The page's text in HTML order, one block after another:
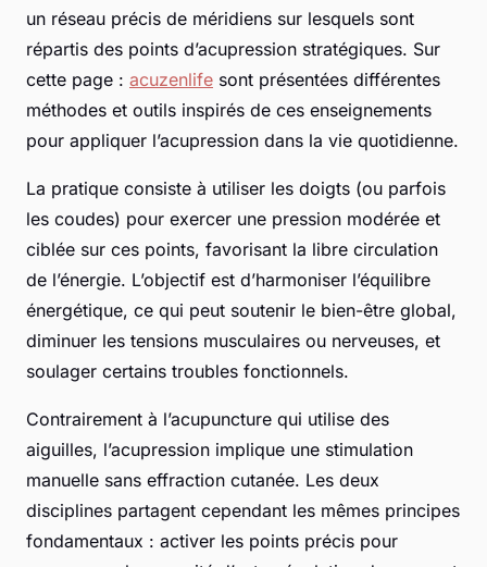
un réseau précis de méridiens sur lesquels sont
répartis des points d’acupression stratégiques. Sur
cette page : acuzenlife sont présentées différentes
méthodes et outils inspirés de ces enseignements
pour appliquer l’acupression dans la vie quotidienne.
La pratique consiste à utiliser les doigts (ou parfois
les coudes) pour exercer une pression modérée et
ciblée sur ces points, favorisant la libre circulation
de l’énergie. L’objectif est d’harmoniser l’équilibre
énergétique, ce qui peut soutenir le bien-être global,
diminuer les tensions musculaires ou nerveuses, et
soulager certains troubles fonctionnels.
Contrairement à l’acupuncture qui utilise des
aiguilles, l’acupression implique une stimulation
manuelle sans effraction cutanée. Les deux
disciplines partagent cependant les mêmes principes
fondamentaux : activer les points précis pour